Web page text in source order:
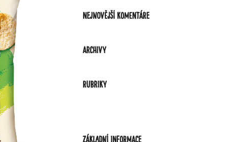
Nejnovější komentáře
Archivy
Rubriky
Základní informace